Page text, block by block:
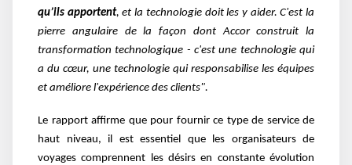
qu’ils apportent, et la technologie doit les y aider. C'est la
pierre angulaire de la façon dont Accor construit la
transformation technologique - c'est une technologie qui
a du cœur, une technologie qui responsabilise les équipes
et améliore l'expérience des clients".
Le rapport affirme que pour fournir ce type de service de
haut niveau, il est essentiel que les organisateurs de
voyages comprennent les désirs en constante évolution